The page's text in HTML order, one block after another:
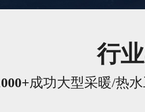
行
成功大型采暖/热